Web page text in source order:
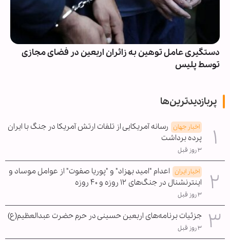
دستگیری عامل توهین به زائران اربعین در فضای مجازی
توسط پلیس
پربازدیدترین‌ها
اخبار جهان رسانه آمریکایی از تلفات ارتش آمریکا در جنگ با ایران
پرده برداشت
۳ روز قبل
اخبار ایران اعدام "امید بهزاد" و "پوریا صفوت" از عوامل موساد و
اینترنشنال در جنگ‌های ۱۲ روزه و ۴۰ روزه
۳ روز قبل
جزئیات برنامه‌های اربعین حسینی در حرم حضرت عبدالعظیم(ع)
۳ روز قبل